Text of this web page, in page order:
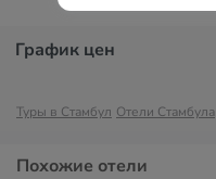
График цен
Туры в Стамбул Отели Стамбула
Похожие отели